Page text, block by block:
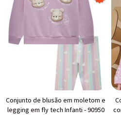
Conjunto de blusão em moletom e
legging em fly tech Infanti - 90950